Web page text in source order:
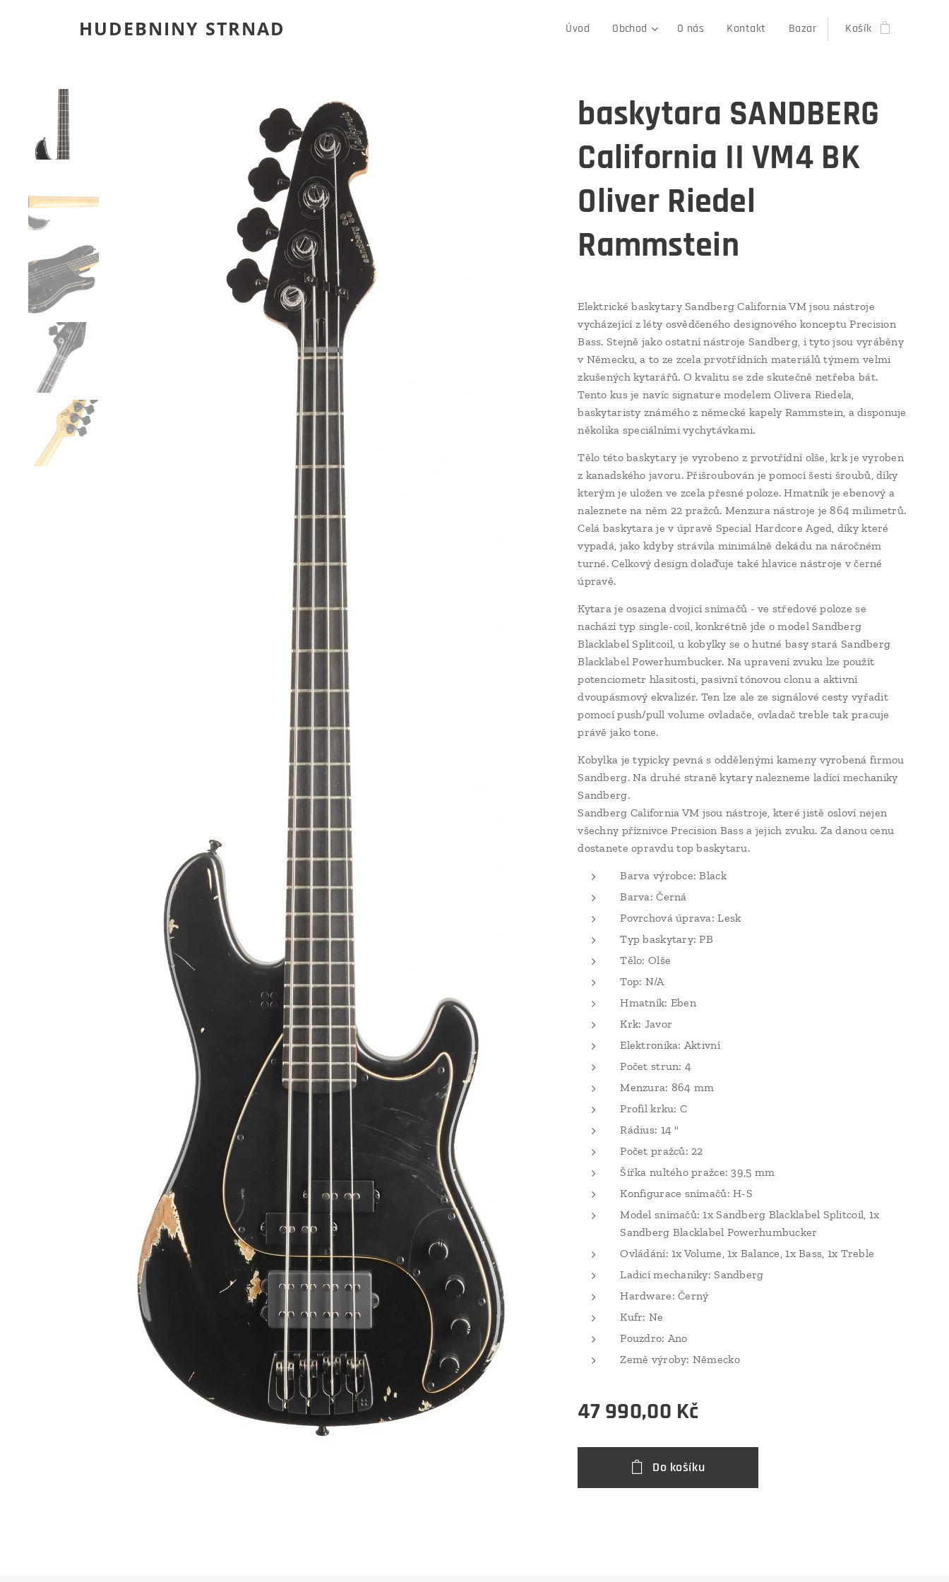
HUDEBNINY STRNAD Úvod Obchod O nás Kontakt Bazar Košík
baskytara SANDBERG
California II VM4 BK
Oliver Riedel
Rammstein
Elektrické baskytary Sandberg California VM jsou nástroje
vycházející z léty osvědčeného designového konceptu Precision
Bass. Stejně jako ostatní nástroje Sandberg, i tyto jsou vyráběny
v Německu, a to ze zcela prvotřídních materiálů týmem velmi
zkušených kytarářů. O kvalitu se zde skutečně netřeba bát.
Tento kus je navíc signature modelem Olivera Riedela,
baskytaristy známého z německé kapely Rammstein, a disponuje
několika speciálními vychytávkami.
Tělo této baskytary je vyrobeno z prvotřídní olše, krk je vyroben
z kanadského javoru. Přišroubován je pomocí šesti šroubů, díky
kterým je uložen ve zcela přesné poloze. Hmatník je ebenový a
naleznete na něm 22 pražců. Menzura nástroje je 864 milimetrů.
Celá baskytara je v úpravě Special Hardcore Aged, díky které
vypadá, jako kdyby strávila minimálně dekádu na náročném
turné. Celkový design dolaďuje také hlavice nástroje v černé
úpravě.
Kytara je osazena dvojicí snímačů - ve středové poloze se
nachází typ single-coil, konkrétně jde o model Sandberg
Blacklabel Splitcoil, u kobylky se o hutné basy stará Sandberg
Blacklabel Powerhumbucker. Na upravení zvuku lze použít
potenciometr hlasitosti, pasivní tónovou clonu a aktivní
dvoupásmový ekvalizér. Ten lze ale ze signálové cesty vyřadit
pomocí push/pull volume ovladače, ovladač treble tak pracuje
právě jako tone.
Kobylka je typicky pevná s oddělenými kameny vyrobená firmou
Sandberg. Na druhé straně kytary nalezneme ladící mechaniky
Sandberg.
Sandberg California VM jsou nástroje, které jistě osloví nejen
všechny příznivce Precision Bass a jejich zvuku. Za danou cenu
dostanete opravdu top baskytaru.
Barva výrobce: Black
Barva: Černá
Povrchová úprava: Lesk
Typ baskytary: PB
Tělo: Olše
Top: N/A
Hmatník: Eben
Krk: Javor
Elektronika: Aktivní
Počet strun: 4
Menzura: 864 mm
Profil krku: C
Rádius: 14 "
Počet pražců: 22
Šířka nultého pražce: 39,5 mm
Konfigurace snímačů: H-S
Model snímačů: 1x Sandberg Blacklabel Splitcoil, 1x
Sandberg Blacklabel Powerhumbucker
Ovládání: 1x Volume, 1x Balance, 1x Bass, 1x Treble
Ladicí mechaniky: Sandberg
Hardware: Černý
Kufr: Ne
Pouzdro: Ano
Země výroby: Německo
47 990,00 Kč
Do košíku